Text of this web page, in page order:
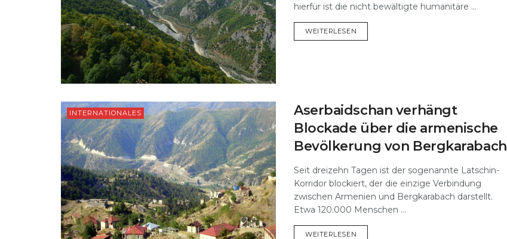
hierfür ist die nicht bewältigte humanitäre ...
WEITERLESEN
INTERNATIONALES
Aserbaidschan verhängt
Blockade über die armenische
Bevölkerung von Bergkarabach
Seit dreizehn Tagen ist der sogenannte Latschin-
Korridor blockiert, der die einzige Verbindung
zwischen Armenien und Bergkarabach darstellt.
Etwa 120.000 Menschen ...
WEITERLESEN